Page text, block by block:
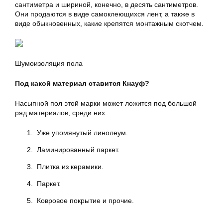
сантиметра и шириной, конечно, в десять сантиметров.
Они продаются в виде самоклеющихся лент, а также в
виде обыкновенных, какие крепятся монтажным скотчем.
Шумоизоляция пола
Под какой материал ставится Кнауф?
Насыпной пол этой марки может ложится под большой
ряд материалов, среди них:
Уже упомянутый линолеум.
Ламинированный паркет.
Плитка из керамики.
Паркет.
Ковровое покрытие и прочие.